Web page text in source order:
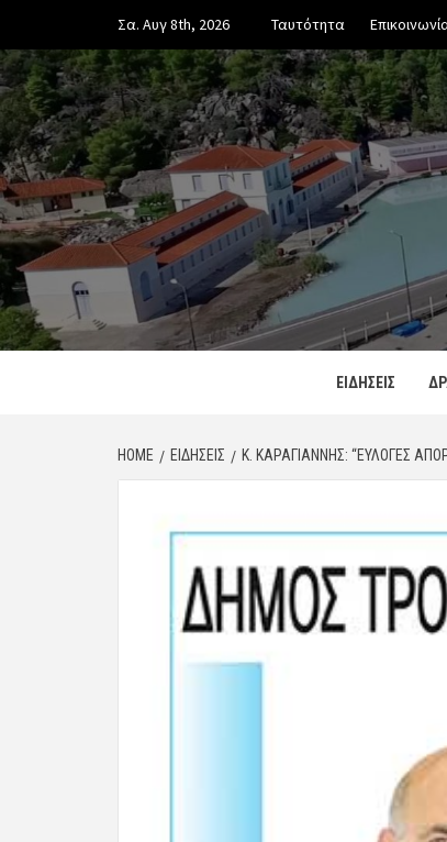
content
Σα. Αυγ 8th, 2026 Ταυτότητα
ΕΙΔΗΣΕΙΣ
HOME ΕΙΔΗΣΕΙΣ Κ. ΚΑΡΑΓΙΆΝΝΗΣ: “ΕΎΛΟΓΕΣ